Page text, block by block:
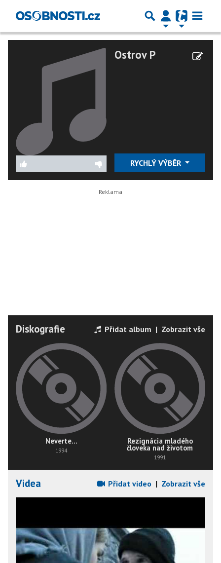
Ostrov P
RYCHLÝ VÝBĚR
Diskografie Přidat album | Zobrazit vše
Neverte...
1994
Rezignácia mladého
človeka nad životom
1991
Videa Přidat video | Zobrazit vše